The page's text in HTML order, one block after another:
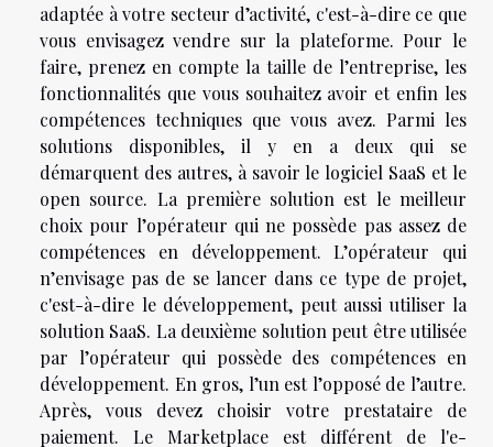
adaptée à votre secteur d’activité, c'est-à-dire ce que
vous envisagez vendre sur la plateforme. Pour le
faire, prenez en compte la taille de l’entreprise, les
fonctionnalités que vous souhaitez avoir et enfin les
compétences techniques que vous avez. Parmi les
solutions disponibles, il y en a deux qui se
démarquent des autres, à savoir le logiciel SaaS et le
open source. La première solution est le meilleur
choix pour l’opérateur qui ne possède pas assez de
compétences en développement. L’opérateur qui
n’envisage pas de se lancer dans ce type de projet,
c'est-à-dire le développement, peut aussi utiliser la
solution SaaS. La deuxième solution peut être utilisée
par l’opérateur qui possède des compétences en
développement. En gros, l’un est l’opposé de l’autre.
Après, vous devez choisir votre prestataire de
paiement. Le Marketplace est différent de l'e-